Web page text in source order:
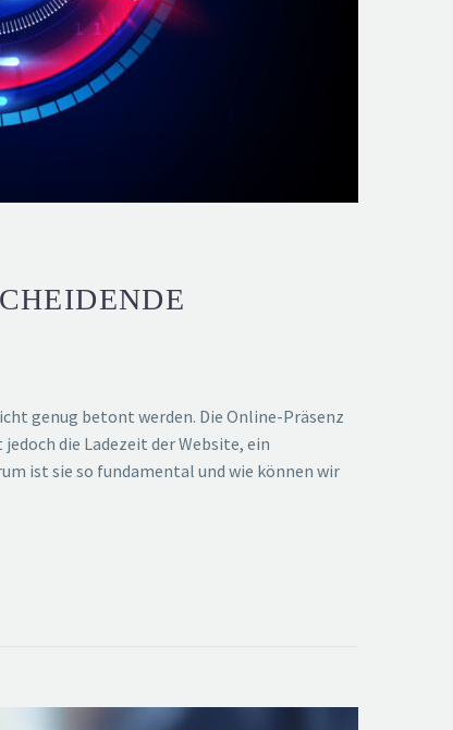
genug betont werden. Die Online-Präsenz
die Ladezeit der Website, ein
ist sie so fundamental und wie können wir